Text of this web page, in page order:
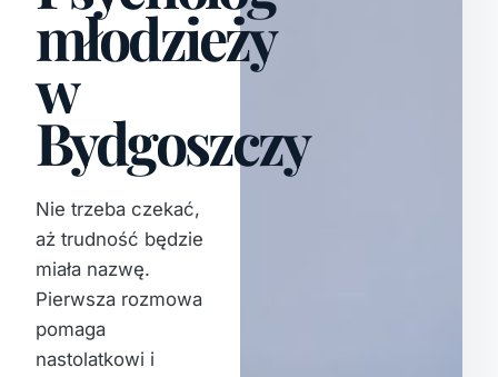
młodzieży
w
Bydgoszczy
Nie trzeba czekać,
aż trudność będzie
miała nazwę.
Pierwsza rozmowa
pomaga
nastolatkowi i